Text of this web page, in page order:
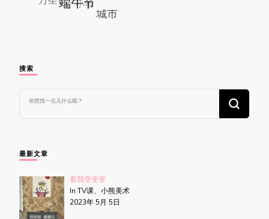
搜索
么
吗?
最新文章
看我变变变
In TV课、小熊美术
2023年 5月 5日